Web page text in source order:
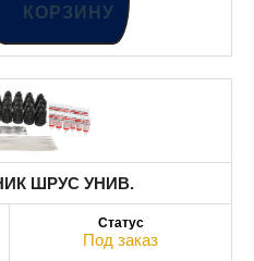
КОРЗИНУ
ШРУС УНИВ.
Под заказ